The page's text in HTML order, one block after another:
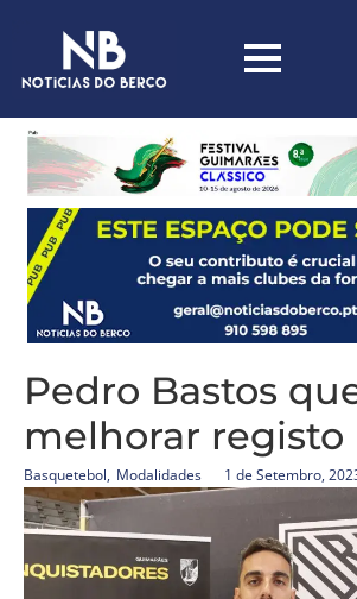
Pedro Bastos
melhorar registo
Basquetebol, Modalidades 1 de Setembro,